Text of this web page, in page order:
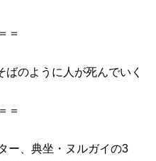
＝
のように人が死んでいく
＝
ー、典坐・ヌルガイの3